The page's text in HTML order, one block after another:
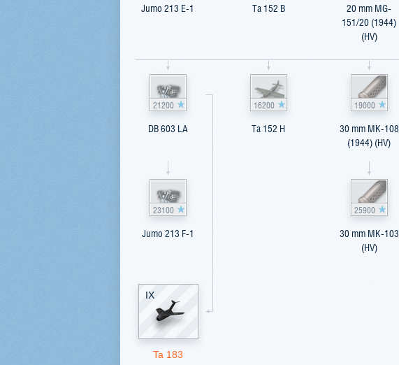
Jumo 213 E-1
21200
DB 603 LA
23100
Jumo 213 F-1
IX
Ta 183
Ta 152 B
16200
Ta 152 H
20 mm MG-
151/20 (1944)
(HV)
19000
30 mm MK-108
(1944) (HV)
25900
30 mm MK-103
(HV)